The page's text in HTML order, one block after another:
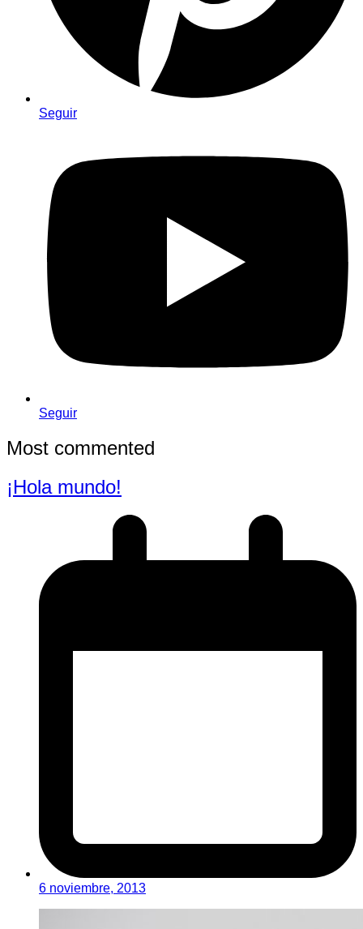
Seguir
Seguir
Most commented
¡Hola mundo!
6 noviembre, 2013